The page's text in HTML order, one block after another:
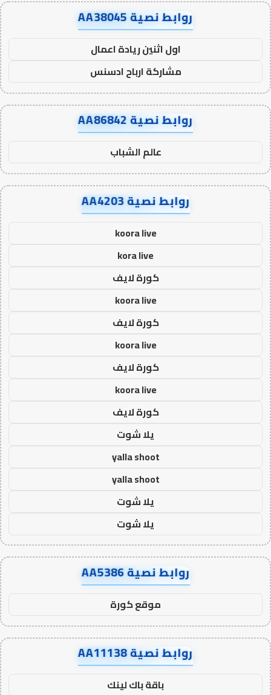
روابط نصية AA38045
اول اثنين ريادة اعمال
مشاركة ارباح ادسنس
روابط نصية AA86842
عالم الشباب
روابط نصية AA4203
koora live
kora live
كورة لايف
koora live
كورة لايف
koora live
كورة لايف
koora live
كورة لايف
يلا شوت
yalla shoot
yalla shoot
يلا شوت
يلا شوت
روابط نصية AA5386
موقع كورة
روابط نصية AA11138
باقة باك لينك